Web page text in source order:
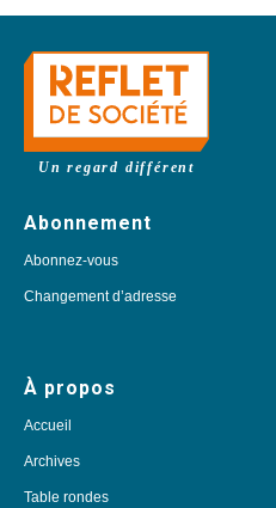
Un regard différent
Abonnement
Abonnez-vous
Changement d’adresse
À propos
Accueil
Archives
Table rondes